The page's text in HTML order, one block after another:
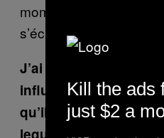
moment important,
s’échange le plus
J’ai l’impression que
influencé sur le fait
qu’il semble faire
lequel tu progresses
Kill the ads
just $2 a